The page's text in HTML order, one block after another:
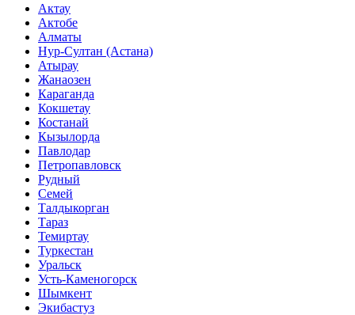
Актау
Актобе
Алматы
Нур-Султан (Астана)
Атырау
Жанаозен
Караганда
Кокшетау
Костанай
Кызылорда
Павлодар
Петропавловск
Рудный
Семей
Талдыкорган
Тараз
Темиртау
Туркестан
Уральск
Усть-Каменогорск
Шымкент
Экибастуз